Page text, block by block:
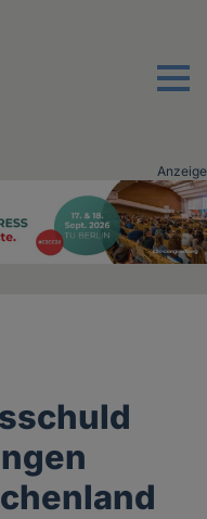
Menu
Anzeige